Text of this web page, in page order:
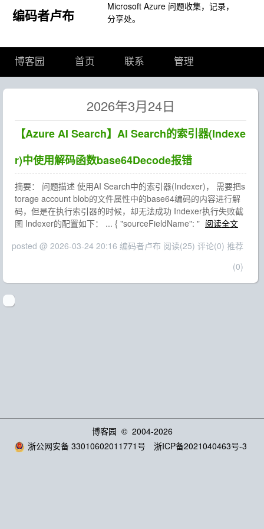
编码者卢布
Microsoft Azure 问题收集，记录，
分享处。
博客园 首页 联系 管理
2026年3月24日
【Azure AI Search】AI Search的索引器(Indexe
r)中使用解码函数base64Decode报错
摘要： 问题描述 使用AI Search中的索引器(Indexer)， 需要把s
torage account blob的文件属性中的base64编码的内容进行解
码，但是在执行索引器的时候，却无法成功 Indexer执行失败截
图 Indexer的配置如下： ... { "sourceFieldName": " 阅读全文
posted @ 2026-03-24 20:16 编码者卢布 阅读(25) 评论(0) 推荐
(0)
博客园 © 2004-2026
浙公网安备 33010602011771号
浙ICP备2021040463号-3